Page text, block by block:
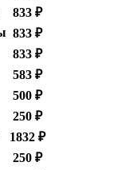
833 ₽
833 ₽
833 ₽
583 ₽
500 ₽
250 ₽
1832 ₽
250 ₽